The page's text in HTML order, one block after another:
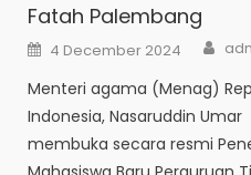
Fatah Palembang
Posted
on
4 December 2024
Menteri agama (Menag)
Indonesia, Nasaruddin Umar
membuka secara resmi